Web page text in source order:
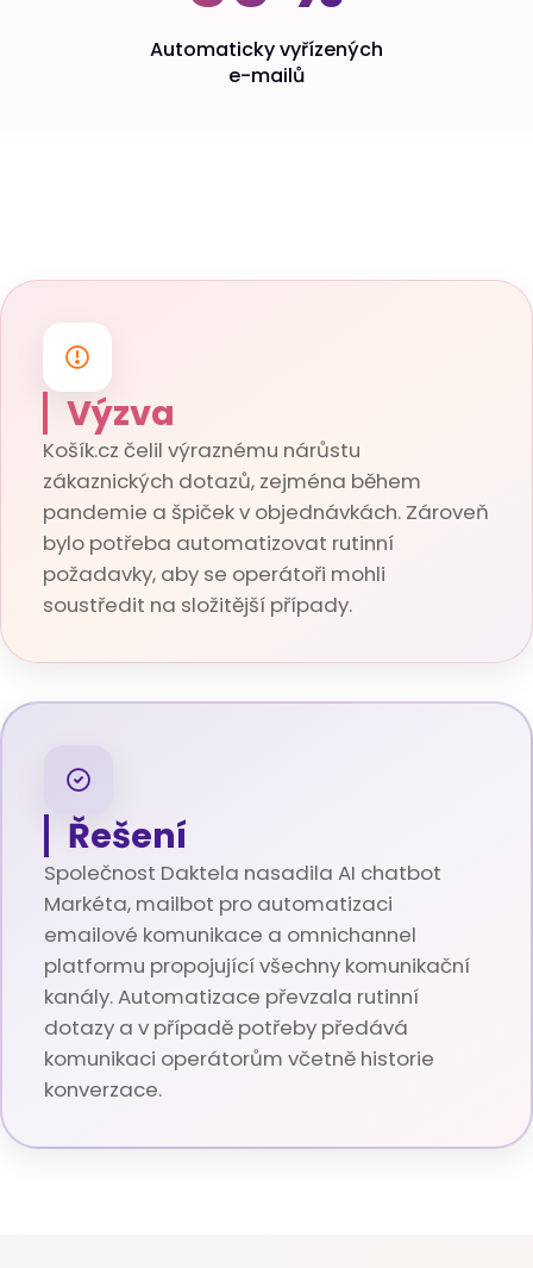
Automaticky vyřízených
e-mailů
Výzva
Košík.cz čelil výraznému nárůstu
zákaznických dotazů, zejména během
pandemie a špiček v objednávkách. Zároveň
bylo potřeba automatizovat rutinní
požadavky, aby se operátoři mohli
soustředit na složitější případy.
Řešení
Společnost Daktela nasadila AI chatbot
Markéta, mailbot pro automatizaci
emailové komunikace a omnichannel
platformu propojující všechny komunikační
kanály. Automatizace převzala rutinní
dotazy a v případě potřeby předává
komunikaci operátorům včetně historie
konverzace.